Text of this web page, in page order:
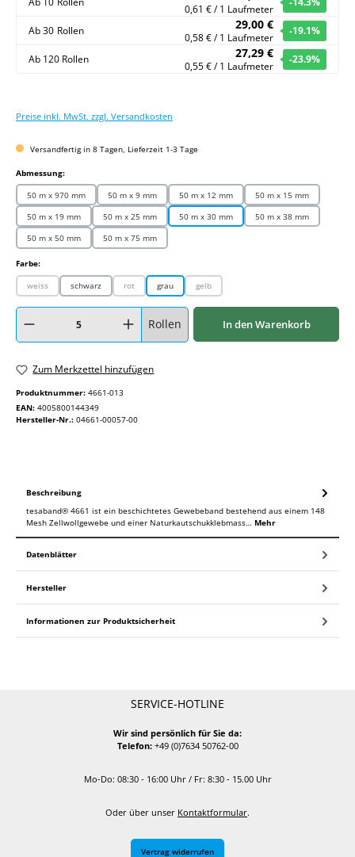
0,61 € / 1 Laufmeter
Ab30 Rollen 29,00 €
0,58 € / 1 Laufmeter
-19.1%
Ab 120 Rollen 27,29 €
0,55 € / 1 Laufmeter
-23.9%
Preise inkl. MwSt. zzgl. Versandkosten
Versandfertig in 8 Tagen, Lieferzeit 1-3 Tage
Abmessung:auswählen
50 m x 970 mm 50 m x 9 mm 50 m x 12 mm
50 m x 15 mm
50 m x 19 mm
50 m x 25 mm 50 m x 30 mm
50 m x 38 mm
50 m x 50 mm
50 m x 75 mm
Farbe:auswählen
weiss
(Diese Option ist zurzeit nicht verfügbar.)
schwarz rot
(Diese Option ist zurzeit nicht verfügbar.)
grau gelb
(Diese Option ist zurzeit nicht verfügbar.)
Produkt Anzahl: Gib den gewünschten Wert ein oder benutze die Schaltflächen
Rollen In den Warenkorb
Zum Merkzettel hinzufügen
Produktnummer: 4661-013
EAN: 4005800144349
Hersteller-Nr.: 04661-00057-00
Beschreibung
tesaband® 4661 ist ein beschichtetes Gewebeband bestehend aus einem 148
Mesh Zellwollgewebe und einer Naturkautschukklebmass… Mehr
Datenblätter
Hersteller
Informationen zur Produktsicherheit
SERVICE-HOTLINE
Wir sind persönlich für Sie da:
Telefon:+49 (0)7634 50762-00
Mo-Do: 08:30 - 16:00 Uhr / Fr: 8:30 - 15.00 Uhr
Oder über unser Kontaktformular.
Vertrag widerrufen